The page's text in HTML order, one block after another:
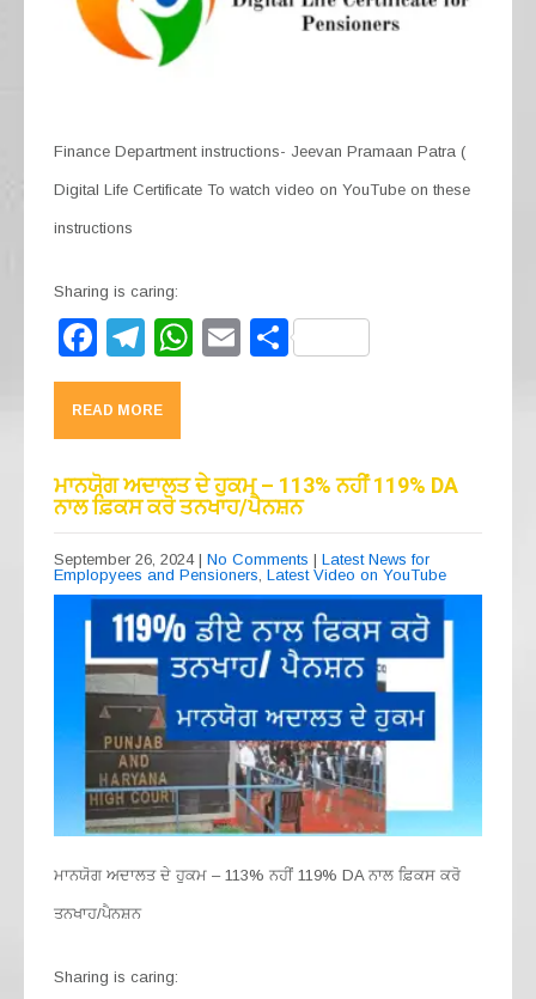
Finance Department instructions- Jeevan Pramaan Patra (
Digital Life Certificate To watch video on YouTube on these
instructions
Sharing is caring:
F
a
c
e
b
o
o
k
T
el
e
gr
a
m
W
A
p
p
E S
READ MORE
ਮਾਨਯੋਗ ਅਦਾਲਤ ਦੇ ਹੁਕਮ – 113% ਨਹੀਂ 119% DA
ਨਾਲ ਫ਼ਿਕਸ ਕਰੋ ਤਨਖਾਹ/ਪੈਨਸ਼ਨ
September 26, 2024 | No Comments | Latest News for
Emplopyees and Pensioners Latest Video on YouTube
ਮਾਨਯੋਗ ਅਦਾਲਤ ਦੇ ਹੁਕਮ – 113% ਨਹੀਂ 119% DA ਨਾਲ ਫ਼ਿਕਸ ਕਰੋ
ਤਨਖਾਹ/ਪੈਨਸ਼ਨ
Sharing is caring: